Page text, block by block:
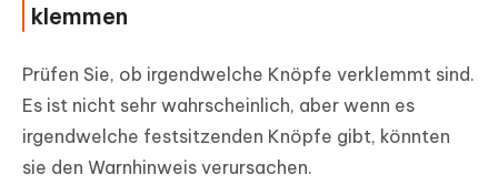
klemmen
Prüfen Sie, ob irgendwelche Knöpfe verklemmt sind.
Es ist nicht sehr wahrscheinlich, aber wenn es
irgendwelche festsitzenden Knöpfe gibt, könnten
sie den Warnhinweis verursachen.